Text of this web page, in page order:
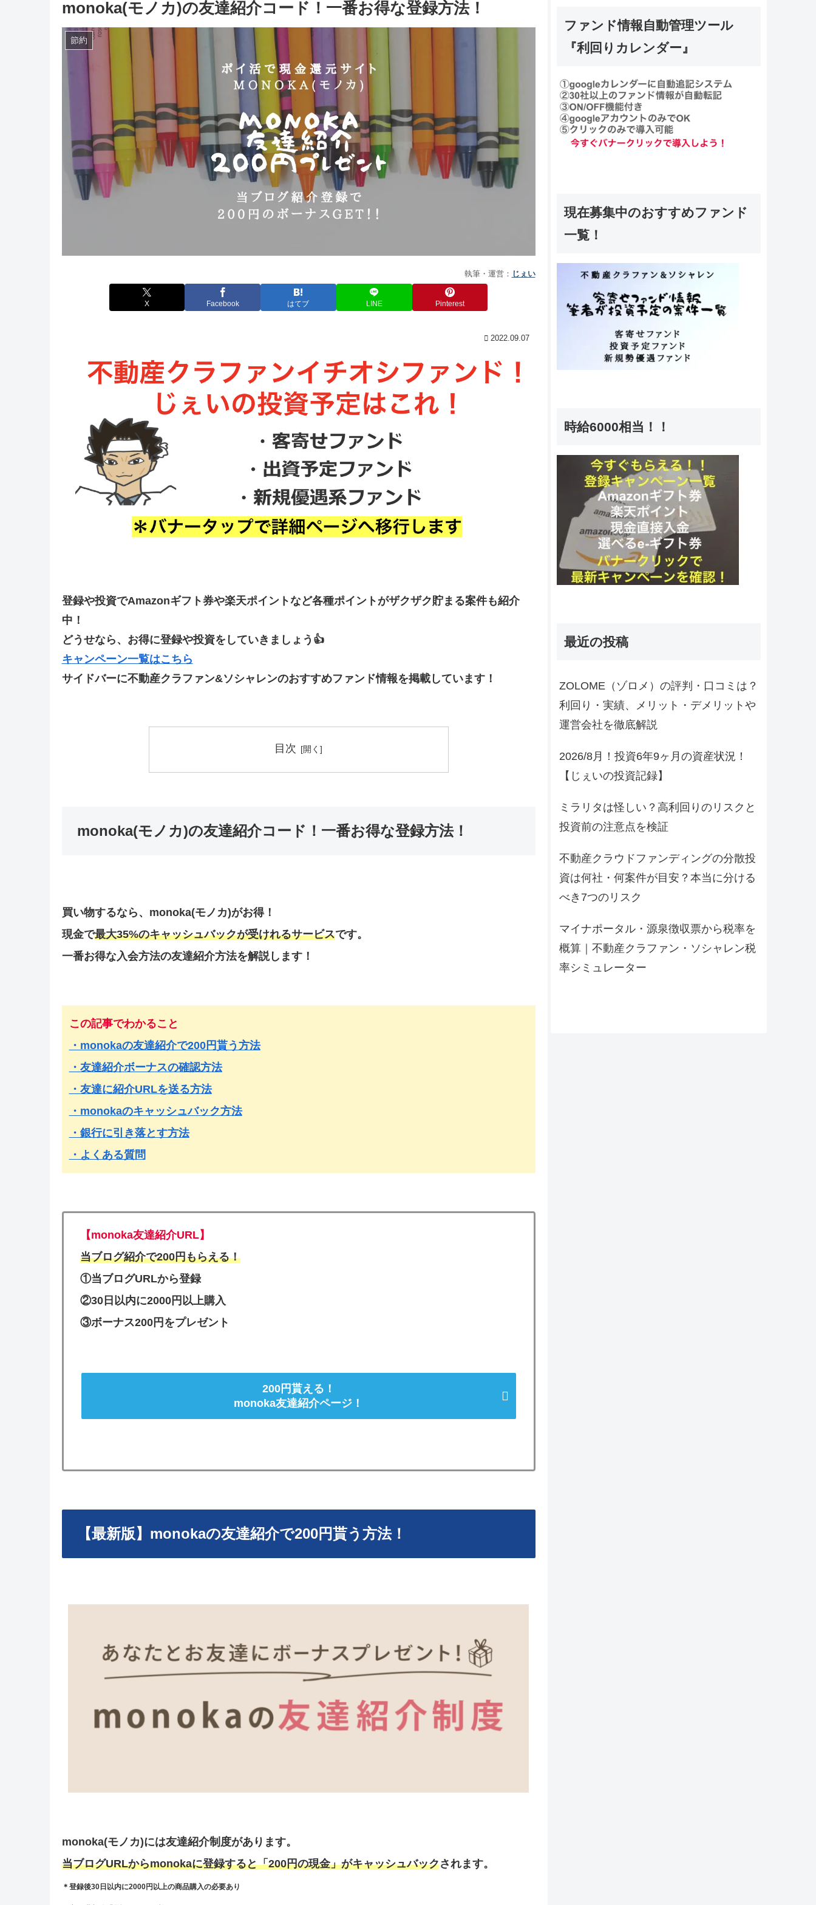
monoka(モノカ)の友達紹介コード！一番お得な登録方法！
節約
執筆・運営： じぇい
X Facebook はてブ LINE Pinterest
2022.09.07
登録や投資でAmazonギフト券や楽天ポイントなど各種ポイントがザクザク貯まる案件も紹介
中！
どうせなら、お得に登録や投資をしていきましょう👍
キャンペーン一覧はこちら
サイドバーに不動産クラファン&ソシャレンのおすすめファンド情報を掲載しています！
目次
monoka(モノカ)の友達紹介コード！一番お得な登録方法！
買い物するなら、monoka(モノカ)がお得！
現金で最大35%のキャッシュバックが受けれるサービスです。
一番お得な入会方法の友達紹介方法を解説します！
この記事でわかること
・monokaの友達紹介で200円貰う方法
・友達紹介ボーナスの確認方法
・友達に紹介URLを送る方法
・monokaのキャッシュバック方法
・銀行に引き落とす方法
・よくある質問
【monoka友達紹介URL】
当ブログ紹介で200円もらえる！
①当ブログURLから登録
②30日以内に2000円以上購入
③ボーナス200円をプレゼント
200円貰える！
monoka友達紹介ページ！
【最新版】monokaの友達紹介で200円貰う方法！
monoka(モノカ)には友達紹介制度があります。
当ブログURLからmonokaに登録すると「200円の現金」がキャッシュバックされます。
＊登録後30日以内に2000円以上の商品購入の必要あり
ファンド情報自動管理ツール
『利回りカレンダー』
現在募集中のおすすめファンド
一覧！
時給6000相当！！
最近の投稿
ZOLOME（ゾロメ）の評判・口コミは？
利回り・実績、メリット・デメリットや
運営会社を徹底解説
2026/8月！投資6年9ヶ月の資産状況！
【じぇいの投資記録】
ミラリタは怪しい？高利回りのリスクと
投資前の注意点を検証
不動産クラウドファンディングの分散投
資は何社・何案件が目安？本当に分ける
べき7つのリスク
マイナポータル・源泉徴収票から税率を
概算｜不動産クラファン・ソシャレン税
率シミュレーター